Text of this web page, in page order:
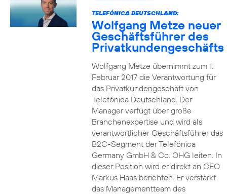
TELEFÓNICA DEUTSCHLAND:
Wolfgang Metze neuer
Geschäftsführer des
Privatkundengeschäfts
Wolfgang Metze übernimmt zum 1.
Februar 2017 die Verantwortung für
das Privatkundengeschäft von
Telefónica Deutschland. Der
Manager verfügt über große
Branchenexpertise und wird als
verantwortlicher Geschäftsführer das
B2C-Segment der Telefónica
Germany GmbH & Co. OHG leiten. In
dieser Position wird er direkt an CEO
Markus Haas berichten. Er verstärkt
das Managementteam des